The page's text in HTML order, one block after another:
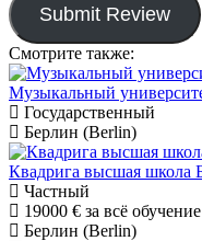
Submit Review
Смотрите также:
Музыкальный
Государственный
Берлин (Berlin)
Квадрига высшая школа
Частный
19000 € за всё обучение
Берлин (Berlin)